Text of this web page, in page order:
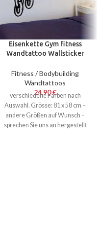
Eisenkette Gym fitness
Wandtattoo Wallsticker
Fitness / Bodybuilding
Wandtattoos
24,90€
verschiedene Farben nach
Auswahl. Grösse: 81 x 58 cm –
andere Größen auf Wunsch –
sprechen Sie uns an hergestellt